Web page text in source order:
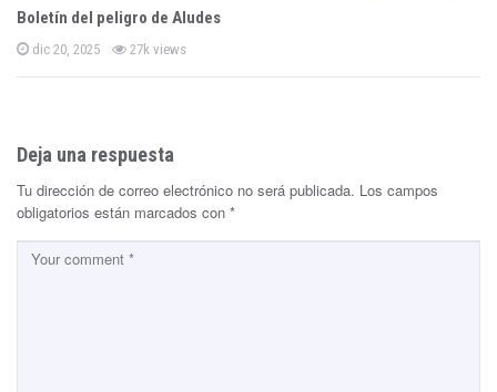
Boletín del peligro de Aludes
P
s
n
dic 20, 2025 27k views
Deja una respuesta
Tu dirección de correo electrónico no será publicada. Los campos
obligatorios están marcados con *